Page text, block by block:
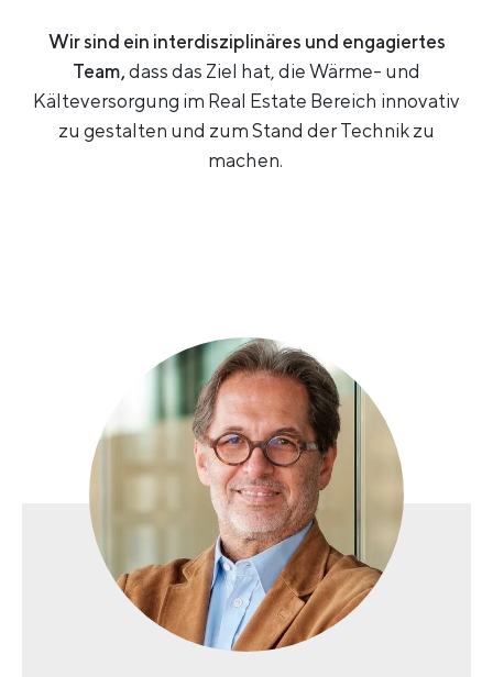
Wir sind ein interdisziplinäres und engagiertes
Team,dass das Ziel hat, die Wärme- und
Kälteversorgung im Real Estate Bereich innovativ
zu gestalten und zum Stand der Technik zu
machen.